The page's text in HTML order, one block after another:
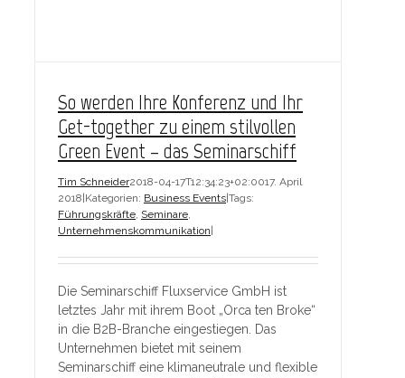
So werden Ihre Konferenz und Ihr
Get-together zu einem stilvollen
Green Event – das Seminarschiff
Tim Schneider2018-04-17T12:34:23+02:0017. April
2018 Kategorien: Business Events Tags:
Führungskräfte, Seminare,
Unternehmenskommunikation
Die Seminarschiff Fluxservice GmbH ist
letztes Jahr mit ihrem Boot „Orca ten Broke“
in die B2B-Branche eingestiegen. Das
Unternehmen bietet mit seinem
Seminarschiff eine klimaneutrale und flexible